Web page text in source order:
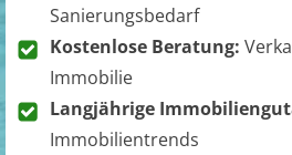
Sanierungsbedarf
Kostenlose Beratung:
Immobilie
Langjährige
Immobilientrends